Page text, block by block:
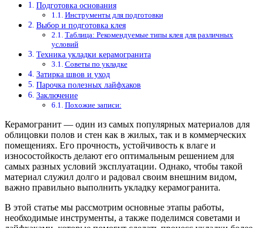
Подготовка основания
Инструменты для подготовки
Выбор и подготовка клея
Таблица: Рекомендуемые типы клея для различных
условий
Техника укладки керамогранита
Советы по укладке
Затирка швов и уход
Парочка полезных лайфхаков
Заключение
Похожие записи:
Керамогранит — один из самых популярных материалов для
облицовки полов и стен как в жилых, так и в коммерческих
помещениях. Его прочность, устойчивость к влаге и
износостойкость делают его оптимальным решением для
самых разных условий эксплуатации. Однако, чтобы такой
материал служил долго и радовал своим внешним видом,
важно правильно выполнить укладку керамогранита.
В этой статье мы рассмотрим основные этапы работы,
необходимые инструменты, а также поделимся советами и